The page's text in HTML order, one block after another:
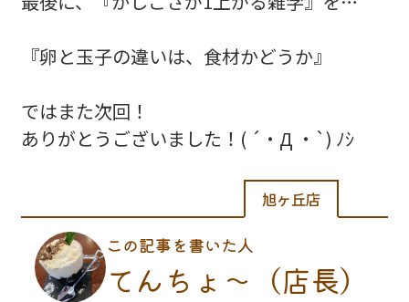
『卵と玉子の違いは、食材かどうか』
ではまた次回！
ありがとうございました！( ´・Д ・`) ﾉｼ
旭ヶ丘店
この記事を書いた人
てんちょ〜（店長）